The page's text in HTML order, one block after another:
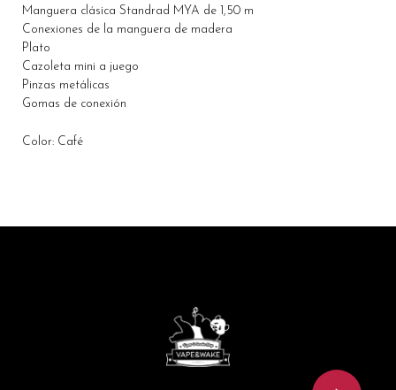
Manguera clásica Standrad MYA de 1,50 m
Conexiones de la manguera de madera
Plato
Cazoleta mini a juego
Pinzas metálicas
Gomas de conexión
Color: Café